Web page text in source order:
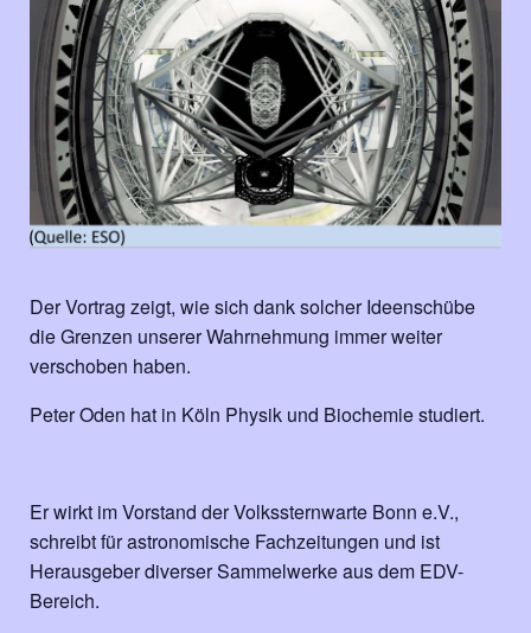
Der Vortrag zeigt, wie sich dank solcher Ideenschübe
die Grenzen unserer Wahrnehmung immer weiter
verschoben haben.
Peter Oden hat in Köln Physik und Biochemie studiert.
Er wirkt im Vorstand der Volkssternwarte Bonn e.V.,
schreibt für astronomische Fachzeitungen und ist
Herausgeber diverser Sammelwerke aus dem EDV-
Bereich.